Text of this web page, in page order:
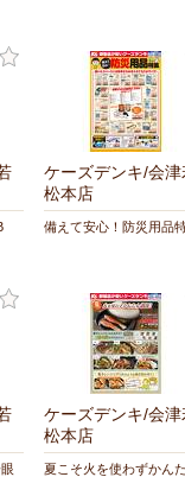
ケーズデンキ/会津
松本店
備えて安心！防災用品
ケーズデンキ/会津
松本店
夏こそ火を使わずかん